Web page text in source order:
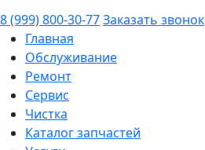
8 (999) 800-30-77Заказать звонок
Главная
Обслуживание
Ремонт
Сервис
Чистка
Каталог запчастей